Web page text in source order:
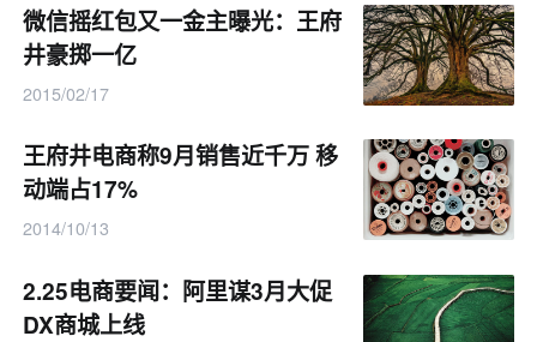
微信摇红包又一金主曝光：王府
井豪掷一亿
2015/02/17
王府井电商称9月销售近千万 移
动端占17%
2014/10/13
2.25电商要闻：阿里谋3月大促
DX商城上线